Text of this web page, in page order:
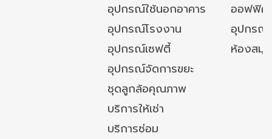
อุปกรณ์ใช้นอกอาคาร
ออฟฟิศ/
อุปกรณ์โรงงาน
อุปกรณ์
อุปกรณ์เซฟตี้
ห้องสมุ
อุปกรณ์จัดการขยะ
ชุดลูกล้อคุณภาพ
บริการให้เช่า
บริการซ่อม